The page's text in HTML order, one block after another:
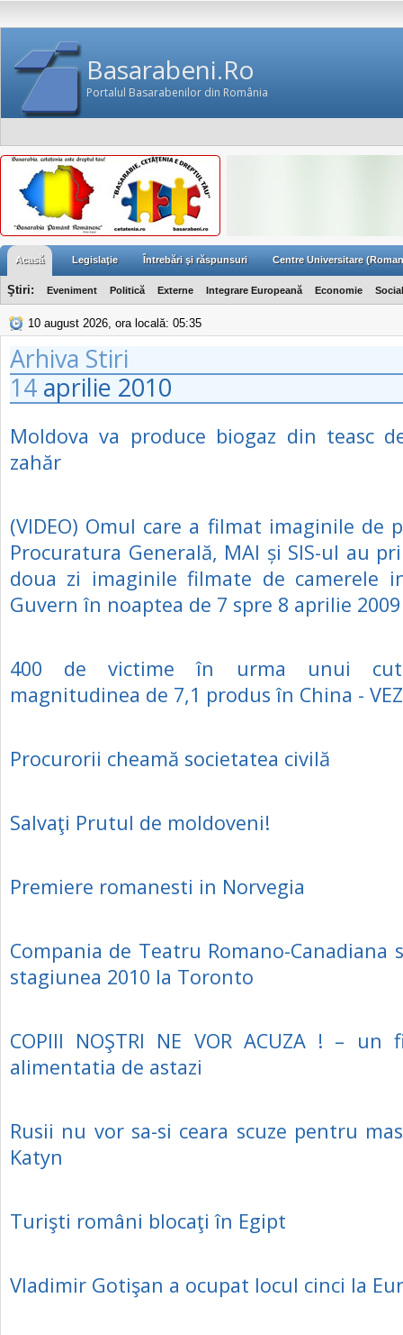
Basarabeni.Ro
Portalul Basarabenilor din România
Acasă Legislaţie Întrebări şi răspunsuri Centre Universitare
Ştiri: Eveniment Politică Externe Integrare Europeană Economie Social
10 august 2026, ora locală: 05:35
Arhiva Stiri
14 aprilie 2010
Moldova va produce biogaz din teasc
zahăr
(VIDEO) Omul care a filmat imaginile de
Procuratura Generală, MAI și SIS-ul au
doua zi imaginile filmate de camerele
Guvern în noaptea de 7 spre 8 aprilie 2009
400 de victime în urma unui
magnitudinea de 7,1 produs în China -
Procurorii cheamă societatea civilă
Salvaţi Prutul de moldoveni!
Premiere romanesti in Norvegia
Compania de Teatru Romano-Canadiana
stagiunea 2010 la Toronto
COPIII NOŞTRI NE VOR ACUZA ! – un
alimentatia de astazi
Rusii nu vor sa-si ceara scuze pentru
Katyn
Turişti români blocaţi în Egipt
Vladimir Gotişan a ocupat locul cinci la